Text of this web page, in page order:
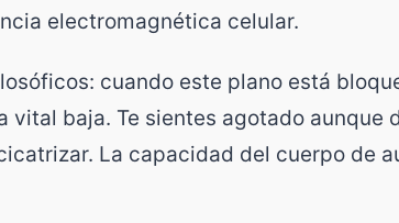
electromagnética celular.
cuando este plano está
vital baja. Te sientes agotado aunque
La capacidad del cuerpo de